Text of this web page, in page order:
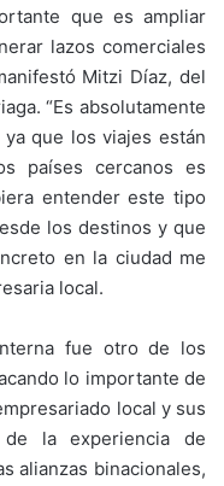
que es ampliar
lazos comerciales
Mitzi Díaz, del
“Es absolutamente
que los viajes están
países cercanos es
entender este tipo
los destinos y que
en la ciudad me
local.
fue otro de los
lo importante de
local y sus
de la experiencia de
alianzas binacionales,